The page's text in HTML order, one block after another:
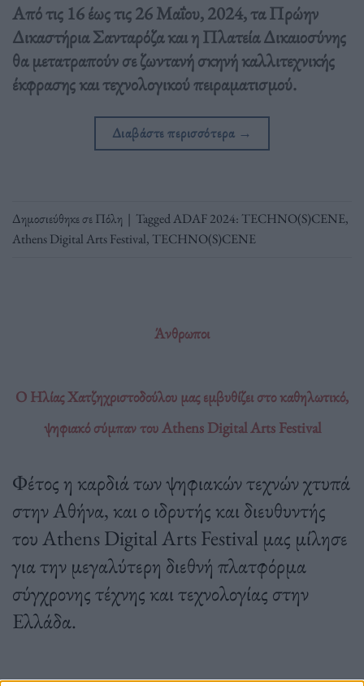
Από τις 16 έως τις 26 Μαΐου, 2024, τα Πρώην
Δικαστήρια Σανταρόζα και η Πλατεία Δικαιοσύνης
θα μετατραπούν σε ζωντανή σκηνή καλλιτεχνικής
έκφρασης και τεχνολογικού πειραματισμού.
Διαβάστε περισσότερα →
Δημοσιεύθηκε σεΠόλη | TaggedADAF 2024: TECHNO(S)CENE,
Athens Digital Arts Festival, TECHNO(S)CENE
Άνθρωποι
Ο Ηλίας Χατζηχριστοδούλου μας εμβυθίζει στο καθηλωτικό,
ψηφιακό σύμπαν του Athens Digital Arts Festival
Φέτος η καρδιά των ψηφιακών τεχνών χτυπά
στην Αθήνα, και ο ιδρυτής και διευθυντής
του Athens Digital Arts Festival μας μίλησε
για την μεγαλύτερη διεθνή πλατφόρμα
σύγχρονης τέχνης και τεχνολογίας στην
Ελλάδα.